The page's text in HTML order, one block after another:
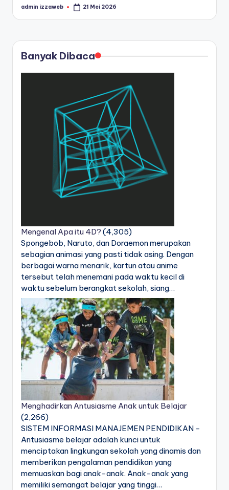
Posted
admin izzaweb 21 Mei 2026
Banyak Dibaca
Mengenal Apa itu 4D? (4,305)
Spongebob, Naruto, dan Doraemon merupakan
sebagian animasi yang pasti tidak asing. Dengan
berbagai warna menarik, kartun atau anime
tersebut telah menemani pada waktu kecil di
waktu sebelum berangkat sekolah, siang…
Menghadirkan Antusiasme Anak untuk Belajar
(2,266)
SISTEM INFORMASI MANAJEMEN PENDIDIKAN -
Antusiasme belajar adalah kunci untuk
menciptakan lingkungan sekolah yang dinamis dan
memberikan pengalaman pendidikan yang
memuaskan bagi anak-anak. Anak-anak yang
memiliki semangat belajar yang tinggi…